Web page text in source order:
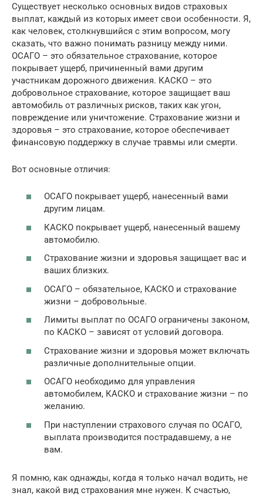
Существует несколько основных видов страховых
выплат, каждый из которых имеет свои особенности. Я,
как человек, столкнувшийся с этим вопросом, могу
сказать, что важно понимать разницу между ними.
ОСАГО – это обязательное страхование, которое
покрывает ущерб, причиненный вами другим
участникам дорожного движения. КАСКО – это
добровольное страхование, которое защищает ваш
автомобиль от различных рисков, таких как угон,
повреждение или уничтожение. Страхование жизни и
здоровья – это страхование, которое обеспечивает
финансовую поддержку в случае травмы или смерти.
Вот основные отличия:
ОСАГО покрывает ущерб, нанесенный вами
другим лицам.
КАСКО покрывает ущерб, нанесенный вашему
автомобилю.
Страхование жизни и здоровья защищает вас и
ваших близких.
ОСАГО – обязательное, КАСКО и страхование
жизни – добровольные.
Лимиты выплат по ОСАГО ограничены законом,
по КАСКО – зависят от условий договора.
Страхование жизни и здоровья может включать
различные дополнительные опции.
ОСАГО необходимо для управления
автомобилем, КАСКО и страхование жизни – по
желанию.
При наступлении страхового случая по ОСАГО,
выплата производится пострадавшему, а не
вам.
Я помню, как однажды, когда я только начал водить, не
знал, какой вид страхования мне нужен. К счастью,